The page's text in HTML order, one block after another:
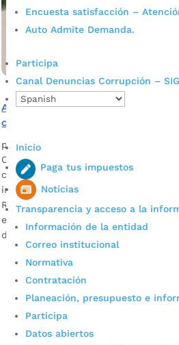
Encuesta satisfacción –
Auto Admite Demanda.
Participa
Canal Denuncias Corrupción –
Inicio
Paga tus impuestos
Noticias
Transparencia y acceso a la
Información de la entidad
Correo institucional
Normativa
Contratación
Planeación, presupuesto e
Participa
Datos abiertos
Alcaldía de Bucaramanga inició la
cancha múltiple del Parque La
porAlcaldía de Bucaramanga
Con determinación se le apuesta a
calidad para la integración y el sano
inversión asciende a los $128
Rafael Mendoza, presidente de la
en el barrio La Ceiba El proyecto
de la estrategia de Presupuestos